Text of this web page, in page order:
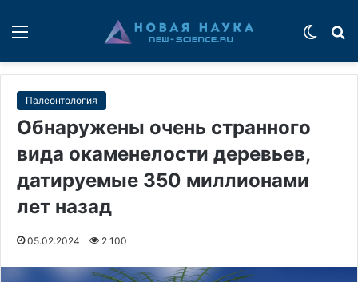
Палеонтология
Обнаружены очень странного
вида окаменелости деревьев,
датируемые 350 миллионами
лет назад
05.02.2024 2 100